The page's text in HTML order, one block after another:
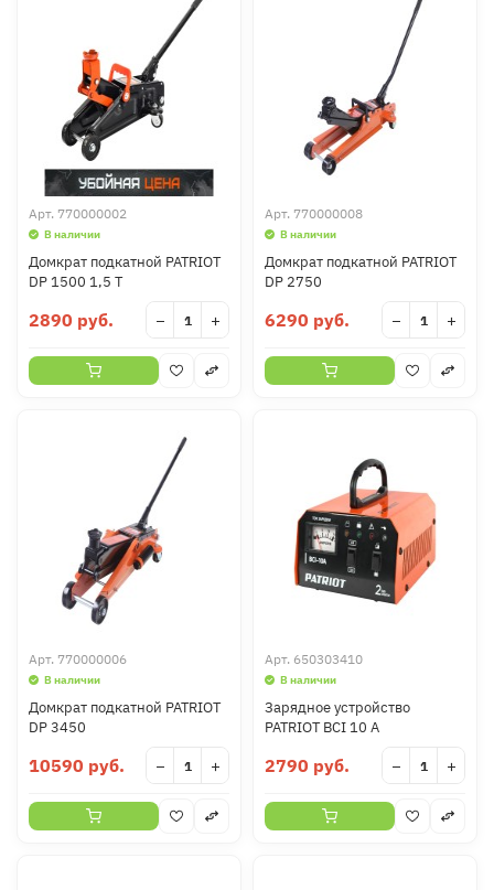
Арт. 770000002
В наличии
Домкрат подкатной PATRIOT
DP 1500 1,5 T
2890 руб. − +
Арт. 770000008
В наличии
Домкрат подкатной PATRIOT
DP 2750
6290 руб. − +
Арт. 770000006
В наличии
Домкрат подкатной PATRIOT
DP 3450
10590 руб. − +
Арт. 650303410
В наличии
Зарядное устройство
PATRIOT BCI 10 A
2790 руб. − +